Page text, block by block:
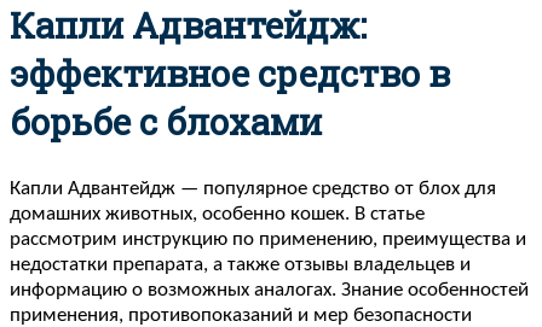
Капли Адвантейдж:
эффективное средство в
борьбе с блохами
Капли Адвантейдж — популярное средство от блох для
домашних животных, особенно кошек. В статье
рассмотрим инструкцию по применению, преимущества и
недостатки препарата, а также отзывы владельцев и
информацию о возможных аналогах. Знание особенностей
применения, противопоказаний и мер безопасности